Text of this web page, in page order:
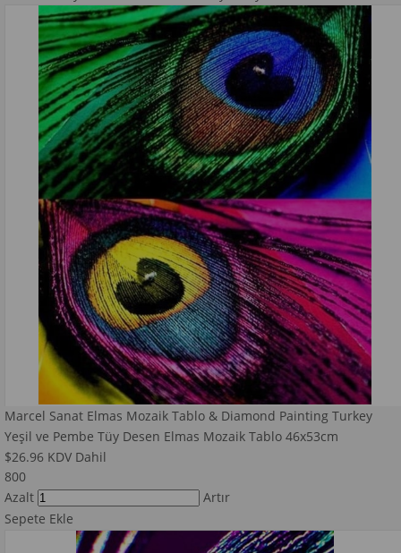
Marcel Sanat Elmas Mozaik Tablo & Diamond Painting Turkey
Yeşil ve Pembe Tüy Desen Elmas Mozaik Tablo 46x53cm
$26.96 KDV Dahil
800
Azalt
Artır
Sepete Ekle